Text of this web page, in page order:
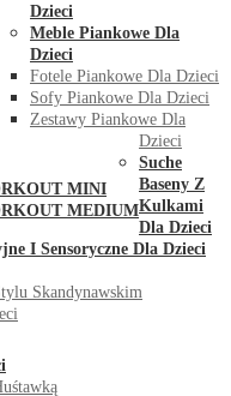
MINI
MEDIUM
Dzieci
Meble Piankowe Dla
Dzieci
Fotele Piankowe Dla Dzieci
Sofy Piankowe Dla Dzieci
Zestawy Piankowe Dla
Dzieci
Suche
Baseny Z
Kulkami
Dla Dzieci
I Sensoryczne Dla Dzieci
Skandynawskim